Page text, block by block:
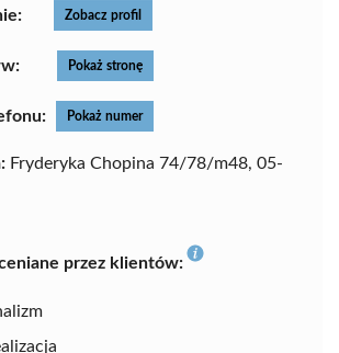
Zobacz profil
Pokaż stronę
Pokaż numer
Fryderyka Chopina 74/78/m48, 05-
przez klientów: